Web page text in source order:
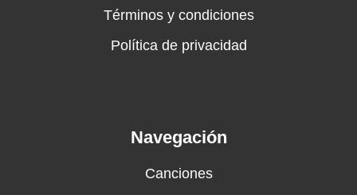
Términos y condiciones
Política de privacidad
Navegación
Canciones